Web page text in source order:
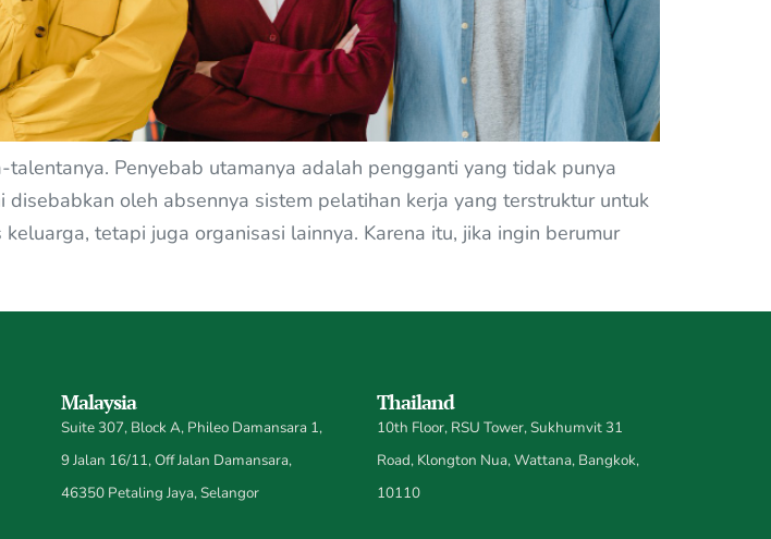
Penyebab utamanya adalah pengganti yang tidak punya
oleh absennya sistem pelatihan kerja yang terstruktur untuk
tetapi juga organisasi lainnya. Karena itu, jika ingin berumur
Malaysia
Suite 307, Block A, Phileo Damansara 1,
9 Jalan 16/11, Off Jalan Damansara,
46350 Petaling Jaya, Selangor
Thailand
10th Floor, RSU Tower, Sukhumvit 31
Road, Klongton Nua, Wattana, Bangkok,
10110